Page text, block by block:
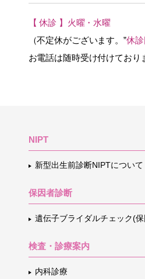
【 休診 】火曜・水曜
（不定休がございます。”休
お電話は随時受け付けており
NIPT
新型出生前診断NIPTについて
保因者診断
遺伝子ブライダルチェック(
検査・診療案内
内科診療